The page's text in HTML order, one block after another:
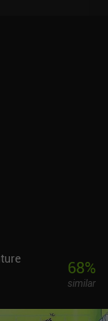
68%
similar